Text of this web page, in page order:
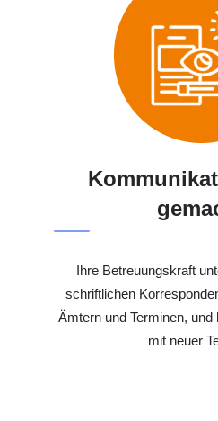
Ihre Betreuungskraft
schriftlichen
Ämtern und Terminen,
mit neuer